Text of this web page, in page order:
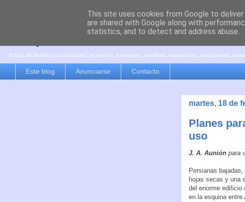
es por madrid
El blog de Madrid y su actualidad, proyectos, transporte, movilidad, arquitectura, participación,
Este blog Anunciarse Contacto
martes, 18 de
Planes
uso
J. A. Aunión para
Persianas
hojas secas y una
del enorme edificio
en la esquina
This site uses cookies from Google to
are shared with Google along with
statistics, and to detect and address abuse.